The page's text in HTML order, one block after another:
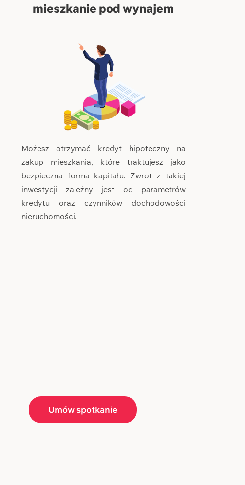
mieszkanie pod wynajem
Możesz otrzymać kredyt hipoteczny na
zakup mieszkania, które traktujesz jako
bezpieczna forma kapitału. Zwrot z takiej
inwestycji zależny jest od parametrów
kredytu oraz czynników dochodowości
nieruchomości.
Umów spotkanie